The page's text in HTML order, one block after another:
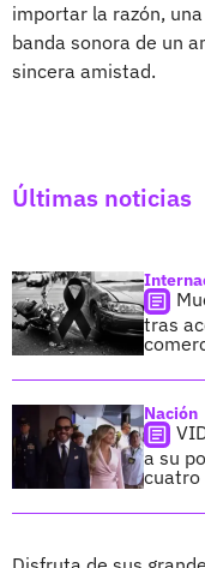
importar la razón,
banda sonora de un
sincera amistad.
Últimas noticias
tras
Nación
a su
cuatro